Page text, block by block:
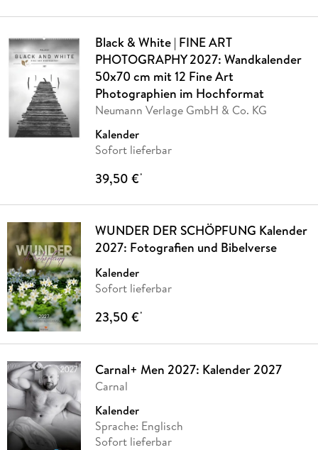
Black & White | FINE ART
PHOTOGRAPHY 2027: Wandkalender
50x70 cm mit 12 Fine Art
Photographien im Hochformat
Neumann Verlage GmbH & Co. KG
Kalender
Sofort lieferbar
39,50 €*
WUNDER DER SCHÖPFUNG Kalender
2027: Fotografien und Bibelverse
Kalender
Sofort lieferbar
23,50 €*
Carnal+ Men 2027: Kalender 2027
Carnal
Kalender
Sprache: Englisch
Sofort lieferbar